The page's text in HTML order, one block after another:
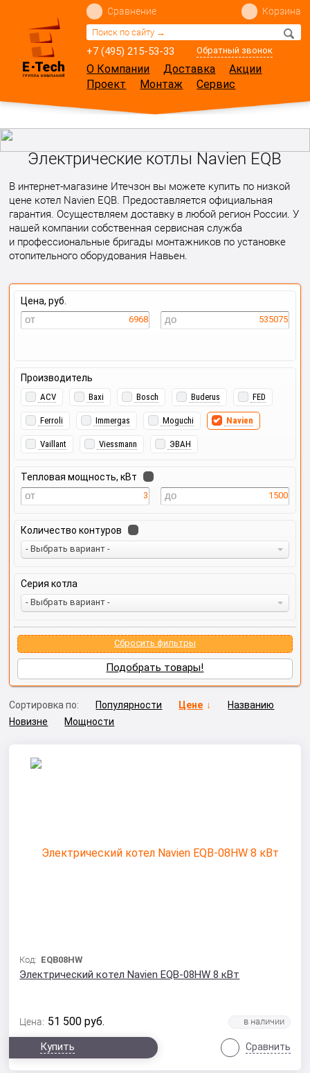
+7 (495) 215-53-33 Обратный звонок
Сравнение Корзина
О Компании Доставка
Акции
Проект
Монтаж Сервис
Электрические котлы Navien EQB
В интернет-магазине Итечзон вы можете купить по низкой
цене котел Navien EQB. Предоставляется официальная
гарантия. Осуществляем доставку в любой регион России. У
нашей компании собственная сервисная служба
и профессиональные бригады монтажников по установке
отопительного оборудования Навьен.
Цена, руб.
6968 535075
Производитель
ACV Baxi Bosch Buderus FED
Ferroli Immergas Moguchi Navien
Vaillant Viessmann ЭВАН
Тепловая мощность, кВт
3 1500
Количество контуров
- Выбрать вариант -
Серия котла
- Выбрать вариант -
Подобрать товары!
Сбросить фильтры
Сортировка по: Популярности Цене
Названию
Новизне
Мощности
Код: EQB08HW
Электрический котел Navien EQB-08HW 8 кВт
Цена: 51 500 руб.
Купить Сравнить